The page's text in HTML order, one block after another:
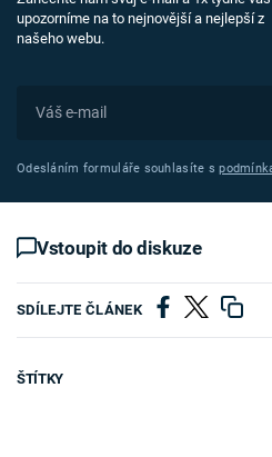
upozorníme na to nejnovější a nejlepší z
našeho webu.
Odesláním formuláře souhlasíte s
Vstoupit do diskuze
SDÍLEJTE ČLÁNEK
ŠTÍTKY